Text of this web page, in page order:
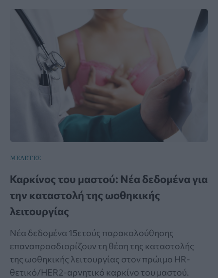
ΜΕΛΕΤΕΣ
Καρκίνος του μαστού: Νέα δεδομένα για
την καταστολή της ωοθηκικής
λειτουργίας
Νέα δεδομένα 15ετούς παρακολούθησης
επαναπροσδιορίζουν τη θέση της καταστολής
της ωοθηκικής λειτουργίας στον πρώιμο HR-
θετικό/HER2-αρνητικό καρκίνο του μαστού.